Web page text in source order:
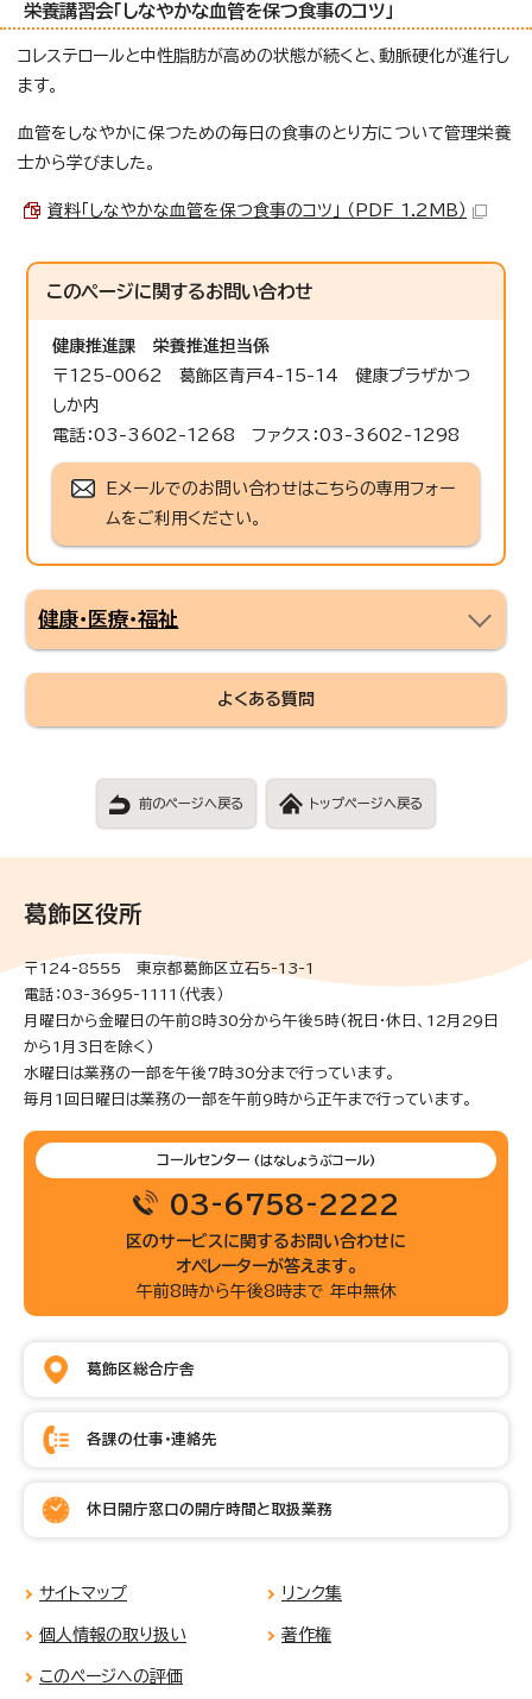
栄養講習会「しなやかな血管を保つ食事のコツ」
コレステロールと中性脂肪が高めの状態が続くと、動脈硬化が進行し
ます。
血管をしなやかに保つための毎日の食事のとり方について管理栄養
士から学びました。
資料「しなやかな血管を保つ食事のコツ」 （PDF 1.2MB）
このページに関するお問い合わせ
健康推進課
栄養推進担当係
〒125-0062 葛飾区青戸4-15-14 健康プラザかつ
しか内
電話：03-3602-1268 ファクス：03-3602-1298
Eメールでのお問い合わせはこちらの専用フォー
ムをご利用ください。
健康・医療・福祉
よくある質問
前のページへ戻る トップページへ戻る
葛飾区役所
〒124-8555 東京都葛飾区立石5-13-1
電話：03-3695-1111（代表）
月曜日から金曜日の午前8時30分から午後5時(祝日・休日、12月29日
から1月3日を除く)
水曜日は業務の一部を午後7時30分まで行っています。
毎月1回日曜日は業務の一部を午前9時から正午まで行っています。
コールセンター (はなしょうぶコール)
03-6758-2222
区のサービスに関するお問い合わせに
オペレーターが答えます。
午前8時から午後8時まで 年中無休
葛飾区総合庁舎
各課の仕事・連絡先
休日開庁窓口の開庁時間と取扱業務
サイトマップ リンク集
個人情報の取り扱い 著作権
このページへの評価